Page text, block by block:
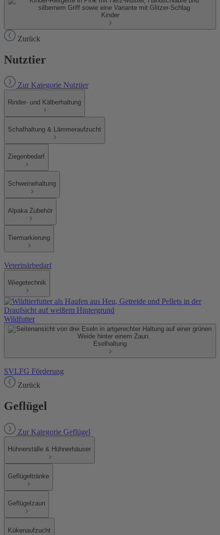
Kinder
Zurück
Nutztier
Zur Kategorie Nutztier
Rinder- und Kälberhaltung
Schafhaltung & Lämmeraufzucht
Ziegenbedarf
Schweinehaltung
Alpaka Zubehör
Tiermarkierung
Veterinärbedarf
Wiegetechnik
Wildfutter
Eselhaltung
SVLFG Förderung
Zurück
Geflügel
Zur Kategorie Geflügel
Hühnerställe & Hühnerhäuser
Geflügeltränke
Geflügelzaun
Kükenaufzucht